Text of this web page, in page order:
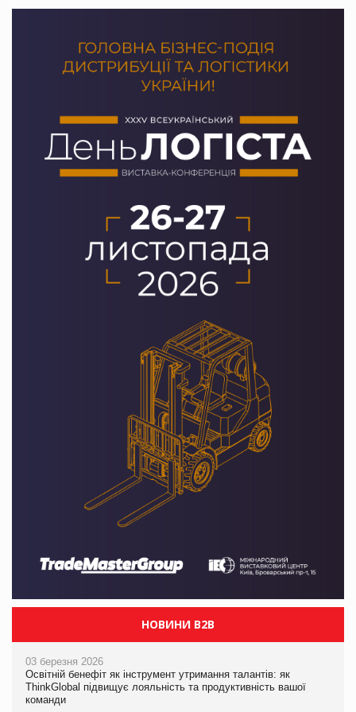
НОВИНИ B2B
03 березня 2026
Освітній бенефіт як інструмент утримання талантів: як
ThinkGlobal підвищує лояльність та продуктивність вашої
команди